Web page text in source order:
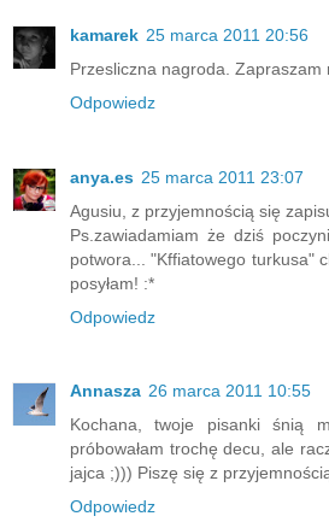
kamarek 25 marca 2011 20:56
Przesliczna nagroda. Zapraszam
Odpowiedz
anya.es 25 marca 2011 23:07
Agusiu, z przyjemnością się
Ps.zawiadamiam że dziś
potwora... "Kffiatowego turkusa"
posyłam! :*
Odpowiedz
Annasza 26 marca 2011 10:55
Kochana, twoje pisanki śnią
próbowałam trochę decu, ale
jajca ;))) Piszę się z
Odpowiedz